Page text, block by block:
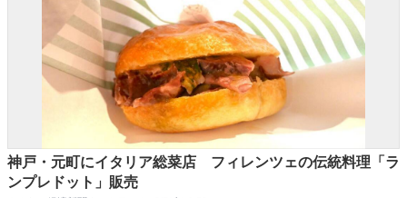
神戸・元町にイタリア総菜店 フィレンツェの伝統料理「ラ
ンプレドット」販売